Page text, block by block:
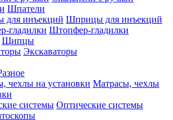
Шпатели
Шприцы для инъекций
Штопфер-гладилки
Щипцы
Экскаваторы
Матрасы, чехлы
Оптические системы